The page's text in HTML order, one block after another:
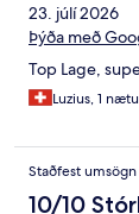
23. júlí 2026
Þýða með
Top Lage,
Luzius, 1
Staðfest umsögn
10/10